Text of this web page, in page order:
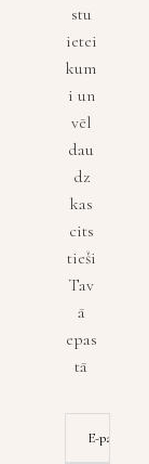
stu
ietei
kum
i un
vēl
dau
dz
kas
cits
tieši
Tav
ā
epas
tā
E-pasta